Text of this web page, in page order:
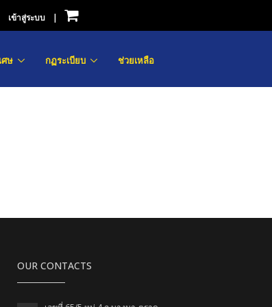
เข้าสู่ระบบ |
ศษ กฏระเบียบ ช่วยเหลือ
OUR CONTACTS